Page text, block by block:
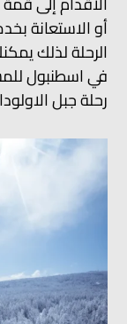
أو الاستعانة
الرحلة لذلك
في اسطنبول
رحلة جبل